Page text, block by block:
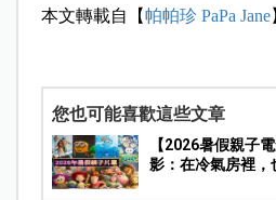
本文轉載自【帕帕珍 PaPa Jane
您也可能喜歡這些文章
【2026暑假親子
影：在冷氣房裡，